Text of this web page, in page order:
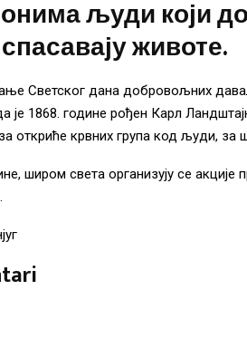
људи који
животе.
Светског дана добровољних
је 1868. године рођен Карл
откриће крвних група код људи, за
широм света организују се